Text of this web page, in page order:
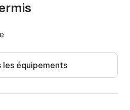
les équipements